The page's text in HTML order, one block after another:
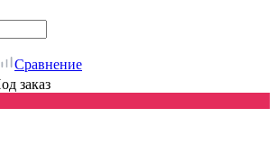
Сравнение
заказ